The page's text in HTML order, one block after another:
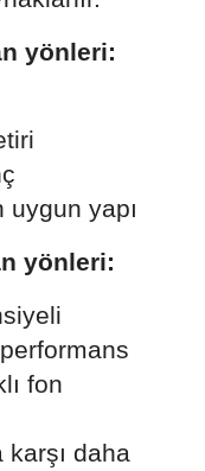
yönleri:
uygun yapı
yönleri:
fon
daha